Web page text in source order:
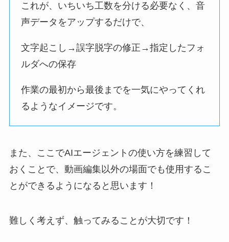
これが、いちいち工数を分ける必要なく、音
声データをアップするだけで、
文字起こし→誤字脱字の修正→指定したフォ
ルダへの保存
作業の最初から最後までを一気にやってくれ
るようなイメージです。
また、ここでAIエージェントの使い方を練習して
おくことで、動画編集以外の場面でも使用するこ
とができるようになると思います！
難しく考えず、触ってみることが大切です！